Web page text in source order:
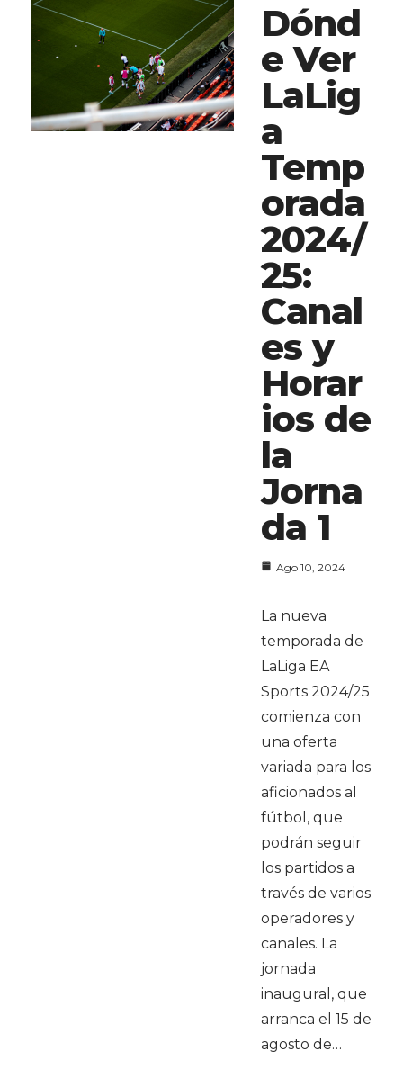
Dónd
e Ver
LaLig
a
Temp
orada
2024/
25:
Canal
es y
Horar
ios de
la
Jorna
da 1
Ago 10, 2024
La nueva
temporada de
LaLiga EA
Sports 2024/25
comienza con
una oferta
variada para los
aficionados al
fútbol, que
podrán seguir
los partidos a
través de varios
operadores y
canales. La
jornada
inaugural, que
arranca el 15 de
agosto de…